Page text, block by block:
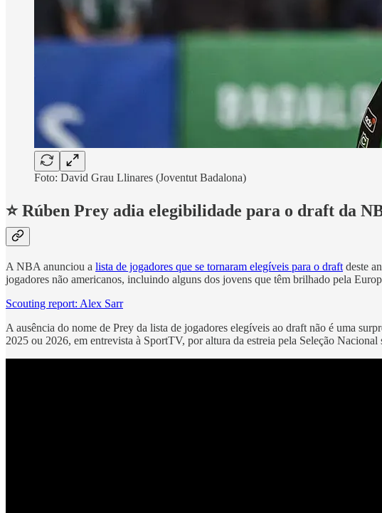
Foto: David Grau Llinares (Joventut Badalona)
⭐ Rúben Prey adia elegibilidade para o draft da
A NBA anunciou a lista de jogadores que se tornaram elegíveis para o draft deste
jogadores não americanos, incluindo alguns dos jovens que têm brilhado pela
Scouting report: Alex Sarr
A ausência do nome de Prey da lista de jogadores elegíveis ao draft não é uma
2025 ou 2026, em entrevista à SportTV, por altura da estreia pela Seleção Nacional